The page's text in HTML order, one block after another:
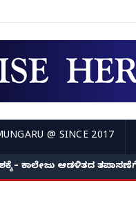
@ SINCE 2017
– ಕಾಲೇಜು ಆಡಳಿತದ